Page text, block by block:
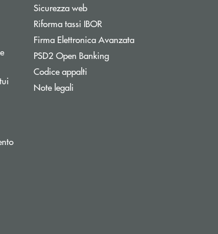
nuova finestra
Apre una nuova finestra
finestra
Sicurezza webApre una nuova finestra
Riforma tassi IBORApre una nuova finestra
Firma Elettronica AvanzataApre una nuova finestra
PSD2 Open BankingApre una nuova finestra
Codice appalti
Note legali